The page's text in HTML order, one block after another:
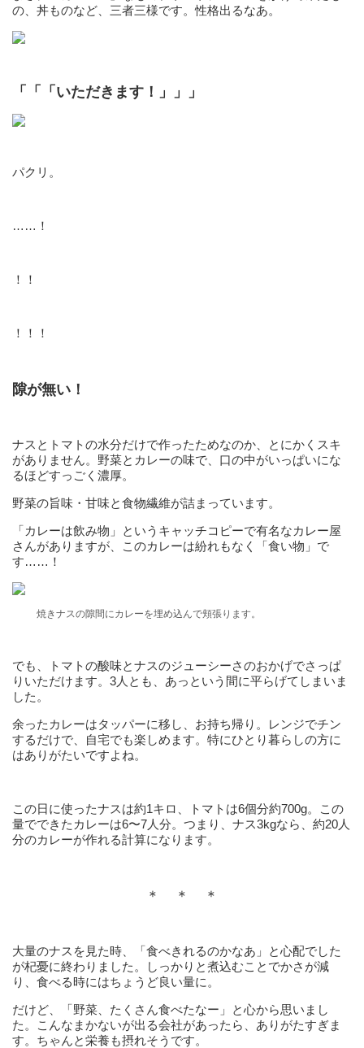
の、丼ものなど、三者三様です。性格出るなあ。
「「「いただきます！」」」
パクリ。
……！
！！
！！！
隙が無い！
ナスとトマトの水分だけで作ったためなのか、とにかくスキ
がありません。野菜とカレーの味で、口の中がいっぱいにな
るほどすっごく濃厚。
野菜の旨味・甘味と食物繊維が詰まっています。
「カレーは飲み物」というキャッチコピーで有名なカレー屋
さんがありますが、このカレーは紛れもなく「食い物」で
す……！
焼きナスの隙間にカレーを埋め込んで頬張ります。
でも、トマトの酸味とナスのジューシーさのおかげでさっぱ
りいただけます。3人とも、あっという間に平らげてしまいま
した。
余ったカレーはタッパーに移し、お持ち帰り。レンジでチン
するだけで、自宅でも楽しめます。特にひとり暮らしの方に
はありがたいですよね。
この日に使ったナスは約1キロ、トマトは6個分約700g。この
量でできたカレーは6〜7人分。つまり、ナス3kgなら、約20人
分のカレーが作れる計算になります。
＊ ＊ ＊
大量のナスを見た時、「食べきれるのかなあ」と心配でした
が杞憂に終わりました。しっかりと煮込むことでかさが減
り、食べる時にはちょうど良い量に。
だけど、「野菜、たくさん食べたなー」と心から思いまし
た。こんなまかないが出る会社があったら、ありがたすぎま
す。ちゃんと栄養も摂れそうです。